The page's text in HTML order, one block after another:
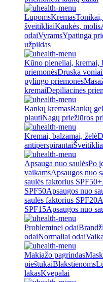
LūpomsKremas
šveitikliaiKaukės, molis
odaiVyramsYpatinga
užpildas
Kūno pieneliai, kremai,
priemonėsDruska voniai
pylingo priemonės
kremaiDepiliacinės
Rankų kremasRankų
plautiNagų priežiūros
Kremai, balzamai, želė
antiperspirantai
Apsauga nuo saulėsPo
vaikamsApsaugos nuo
saulės faktorius SPF50+
SPF50Apsaugos nuo
saulės faktorius SPF20
SPF15Apsaugos nuo
Probleminei odai
odaiNormaliai odai
Makiažo pagrindas
pieštukaiBlakstienoms
lakasKvepalai